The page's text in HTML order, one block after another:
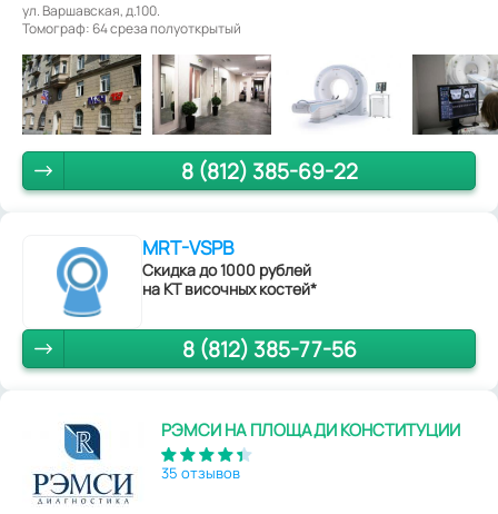
ул. Варшавская, д.100.
Томограф: 64 среза полуоткрытый
8 (812) 385-69-22
MRT-VSPB
Скидка до 1000 рублей
на КТ височных костей*
8 (812) 385-77-56
РЭМСИ НА ПЛОЩАДИ КОНСТИТУЦИИ
35 отзывов